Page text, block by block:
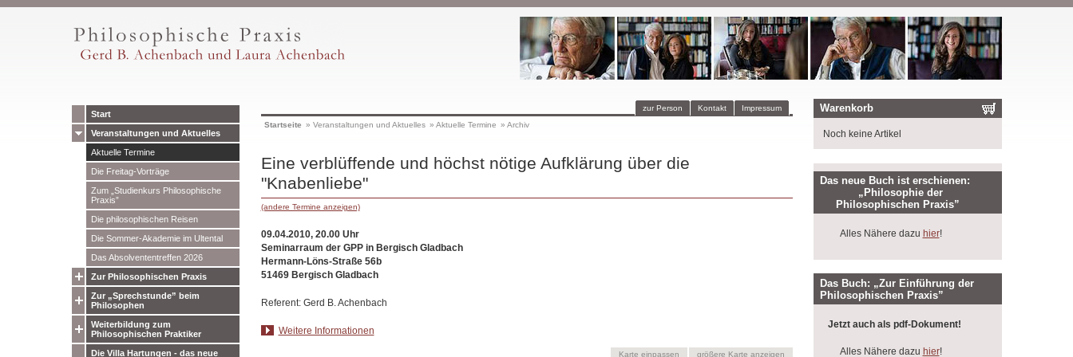
Start
Veranstaltungen und Aktuelles
Aktuelle Termine
Die Freitag-Vorträge
Zum „Studienkurs Philosophische
Praxis”
Die philosophischen Reisen
Die Sommer-Akademie im Ultental
Das Absolvententreffen 2026
Zur Philosophischen Praxis
Zur „Sprechstunde” beim
Philosophen
Weiterbildung zum
Philosophischen Praktiker
Die Villa Hartungen - das neue
Impressum
Kontakt
zur Person
Startseite » Veranstaltungen und Aktuelles » Aktuelle Termine » Archiv
Eine verblüffende und höchst nötige Aufklärung über die
"Knabenliebe"
(andere Termine anzeigen)
09.04.2010, 20.00 Uhr
Seminarraum der GPP in Bergisch Gladbach
Hermann-Löns-Straße 56b
51469 Bergisch Gladbach
Referent: Gerd B. Achenbach
Weitere Informationen
größere Karte anzeigen
Karte einpassen
Warenkorb
Noch keine Artikel
Das neue Buch ist erschienen:
„Philosophie der
Philosophischen Praxis”
Alles Nähere dazu hier!
Das Buch: „Zur Einführung der
Philosophischen Praxis”
Jetzt auch als pdf-Dokument!
Alles Nähere dazu hier!